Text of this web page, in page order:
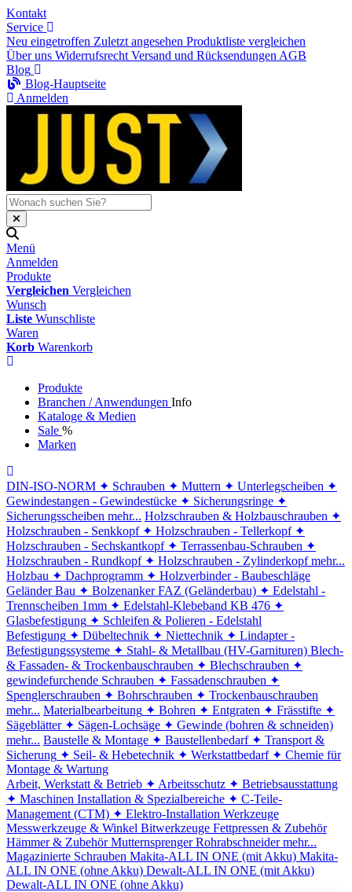
Kontakt
Service
Neu eingetroffen Zuletzt angesehen Produktliste vergleichen
Über uns Widerrufsrecht Versand und Rücksendungen AGB
Blog
Blog-Hauptseite
Anmelden
Menü
Anmelden
Produkte
Vergleichen Vergleichen
Wunsch
Liste Wunschliste
Waren
Korb Warenkorb
Produkte
Branchen / Anwendungen Info
Kataloge & Medien
Sale %
Marken
DIN-ISO-NORM ✦ Schrauben ✦ Muttern ✦ Unterlegscheiben ✦
Gewindestangen - Gewindestücke ✦ Sicherungsringe ✦
Sicherungsscheiben mehr... Holzschrauben & Holzbauschrauben ✦
Holzschrauben - Senkkopf ✦ Holzschrauben - Tellerkopf ✦
Holzschrauben - Sechskantkopf ✦ Terrassenbau-Schrauben ✦
Holzschrauben - Rundkopf ✦ Holzschrauben - Zylinderkopf mehr...
Holzbau ✦ Dachprogramm ✦ Holzverbinder - Baubeschläge
Geländer Bau ✦ Bolzenanker FAZ (Geländerbau) ✦ Edelstahl -
Trennscheiben 1mm ✦ Edelstahl-Klebeband KB 476 ✦
Glasbefestigung ✦ Schleifen & Polieren - Edelstahl
Befestigung ✦ Dübeltechnik ✦ Niettechnik ✦ Lindapter -
Befestigungssysteme ✦ Stahl- & Metallbau (HV-Garnituren) Blech-
& Fassaden- & Trockenbauschrauben ✦ Blechschrauben ✦
gewindefurchende Schrauben ✦ Fassadenschrauben ✦
Spenglerschrauben ✦ Bohrschrauben ✦ Trockenbauschrauben
mehr... Materialbearbeitung ✦ Bohren ✦ Entgraten ✦ Frässtifte ✦
Sägeblätter ✦ Sägen-Lochsäge ✦ Gewinde (bohren & schneiden)
mehr... Baustelle & Montage ✦ Baustellenbedarf ✦ Transport &
Sicherung ✦ Seil- & Hebetechnik ✦ Werkstattbedarf ✦ Chemie für
Montage & Wartung
Arbeit, Werkstatt & Betrieb ✦ Arbeitsschutz ✦ Betriebsausstattung
✦ Maschinen Installation & Spezialbereiche ✦ C-Teile-
Management (CTM) ✦ Elektro-Installation Werkzeuge
Messwerkzeuge & Winkel Bitwerkzeuge Fettpressen & Zubehör
Hämmer & Zubehör Mutternsprenger Rohrabschneider mehr...
Magazinierte Schrauben Makita-ALL IN ONE (mit Akku) Makita-
ALL IN ONE (ohne Akku) Dewalt-ALL IN ONE (mit Akku)
Dewalt-ALL IN ONE (ohne Akku)